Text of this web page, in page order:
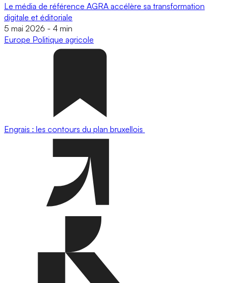
Le média de référence AGRA accélère sa transformation
digitale et éditoriale
5 mai 2026 - 4 min
Europe Politique agricole
Engrais : les contours du plan bruxellois